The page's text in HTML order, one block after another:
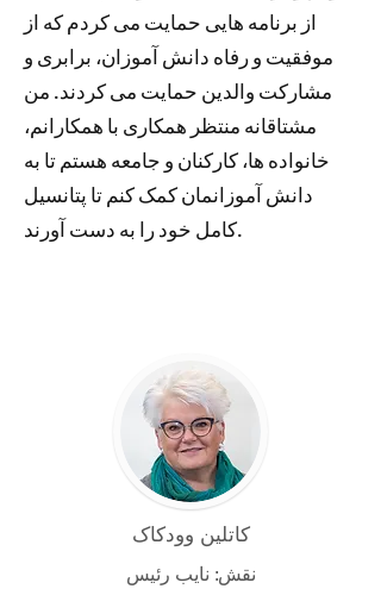
از برنامه هایی حمایت می کردم که از
موفقیت و رفاه دانش آموزان، برابری و
مشارکت والدین حمایت می کردند. من
مشتاقانه منتظر همکاری با همکارانم،
خانواده ها، کارکنان و جامعه هستم تا به
دانش آموزانمان کمک کنم تا پتانسیل
کامل خود را به دست آورند.
کاتلین وودکاک
نقش: نایب رئیس